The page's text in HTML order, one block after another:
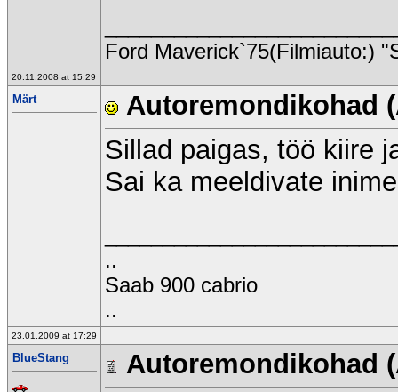
Ford Maverick`75(Filmiauto:)
20.11.2008 at 15:29
Märt
Autoremondikohad
Sillad paigas, töö kiire
Sai ka meeldivate
..
Saab 900 cabrio
..
23.01.2009 at 17:29
BlueStang
Autoremondikohad